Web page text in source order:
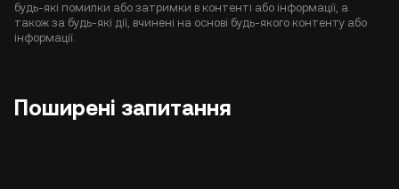
будь-які помилки або затримки в контенті або інформації, а
також за будь-які дії, вчинені на основі будь-якого контенту або
інформації.
Поширені запитання